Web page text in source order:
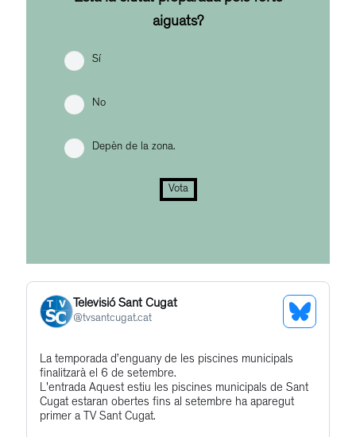
aiguats?
Sí
No
Depèn de la zona.
Vota
Televisió Sant Cugat
@tvsantcugat.cat
See
Get
to
this
post
La temporada d’enguany de les piscines municipals
finalitzarà el 6 de setembre.
L'entrada Aquest estiu les piscines municipals de Sant
Cugat estaran obertes fins al setembre ha aparegut
primer a TV Sant Cugat.